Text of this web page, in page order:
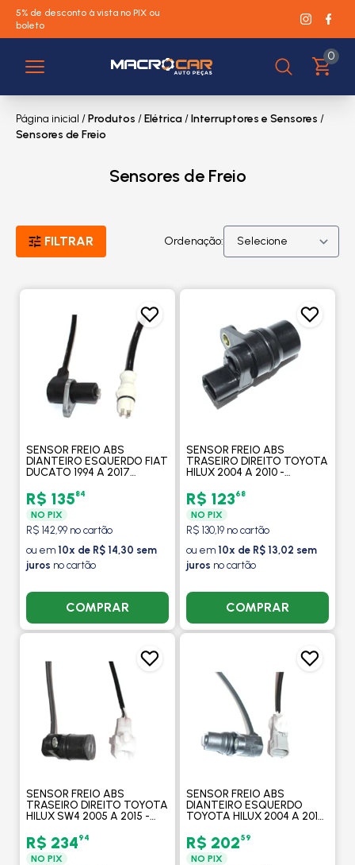
5% de desconto à vista no PIX ou
boleto
0
Página inicial /Produtos /Elétrica/Interruptores e Sensores /
Sensores de Freio
Sensores de Freio
FILTRAR Ordenação:
SENSOR FREIO ABS
DIANTEIRO ESQUERDO FIAT
DUCATO 1994 A 2017
2017 /CITROEN JUMPER
2002 EM DIANTE -
MAXAUTO
R$ 13584
NO PIX
R$ 142,99 no cartão
ou em 10x de R$ 14,30 sem
juros no cartão
COMPRAR
SENSOR FREIO ABS
TRASEIRO DIREITO TOYOTA
HILUX 2004 A 2010 -
R$ 12368
NO PIX
R$ 130,19 no cartão
ou em 10x de R$ 13,02 sem
juros no cartão
COMPRAR
SENSOR FREIO ABS
TRASEIRO DIREITO TOYOTA
HILUX SW4 2005 A 2015 -
R$ 23494
NO PIX
SENSOR FREIO ABS
DIANTEIRO ESQUERDO
TOYOTA HILUX 2004 A 2015
MAXAUTO
R$ 20259
NO PIX